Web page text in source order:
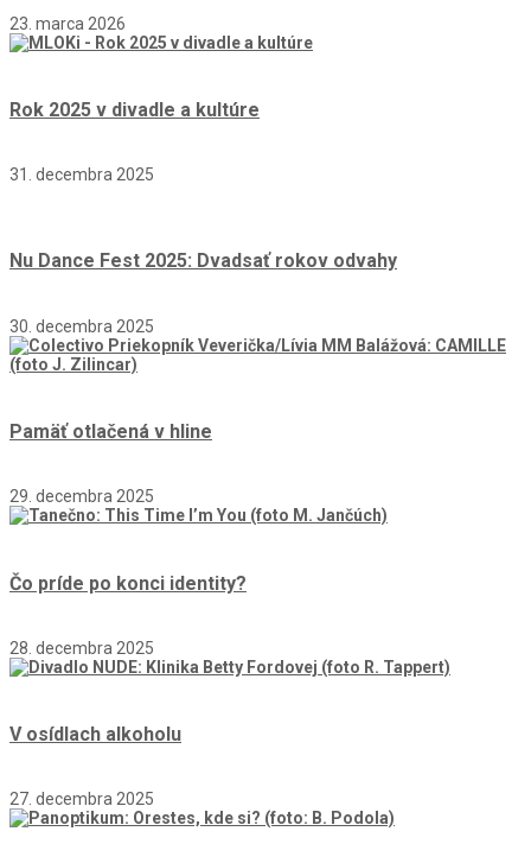
23. marca 2026
Rok 2025 v divadle a kultúre
31. decembra 2025
Nu Dance Fest 2025: Dvadsať rokov odvahy
30. decembra 2025
Pamäť otlačená v hline
29. decembra 2025
Čo príde po konci identity?
28. decembra 2025
V osídlach alkoholu
27. decembra 2025